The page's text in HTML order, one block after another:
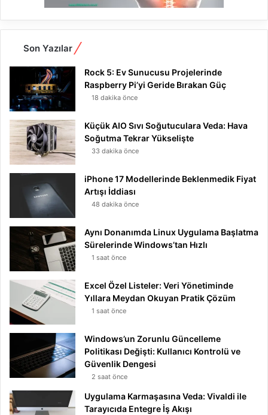
Son Yazılar
Rock 5: Ev Sunucusu Projelerinde
Raspberry Pi’yi Geride Bırakan Güç
18 dakika önce
Küçük AIO Sıvı Soğutuculara Veda: Hava
Soğutma Tekrar Yükselişte
33 dakika önce
iPhone 17 Modellerinde Beklenmedik Fiyat
Artışı İddiası
48 dakika önce
Aynı Donanımda Linux Uygulama Başlatma
Sürelerinde Windows’tan Hızlı
1 saat önce
Excel Özel Listeler: Veri Yönetiminde
Yıllara Meydan Okuyan Pratik Çözüm
1 saat önce
Windows’un Zorunlu Güncelleme
Politikası Değişti: Kullanıcı Kontrolü ve
Güvenlik Dengesi
2 saat önce
Uygulama Karmaşasına Veda: Vivaldi ile
Tarayıcıda Entegre İş Akışı